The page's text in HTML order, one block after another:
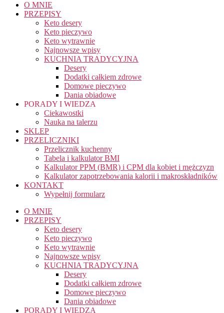
O MNIE
PRZEPISY
Keto desery
Keto pieczywo
Keto wytrawnie
Najnowsze wpisy
KUCHNIA TRADYCYJNA
Desery
Dodatki całkiem zdrowe
Domowe pieczywo
Dania obiadowe
PORADY I WIEDZA
Ciekawostki
Nauka na talerzu
SKLEP
PRZELICZNIKI
Przelicznik kuchenny
Tabela i kalkulator BMI
Kalkulator PPM (BMR) i CPM dla kobiet i mężczyzn
Kalkulator zapotrzebowania kalorii i makroskładników
KONTAKT
Wypełnij formularz
O MNIE
PRZEPISY
Keto desery
Keto pieczywo
Keto wytrawnie
Najnowsze wpisy
KUCHNIA TRADYCYJNA
Desery
Dodatki całkiem zdrowe
Domowe pieczywo
Dania obiadowe
PORADY I WIEDZA